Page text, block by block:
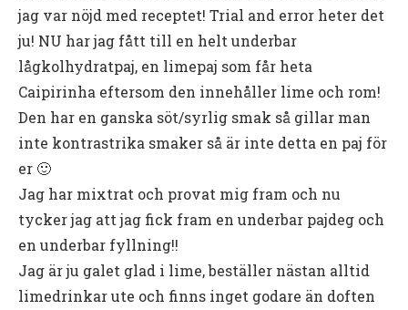
jag var nöjd med receptet! Trial and error heter det
ju! NU har jag fått till en helt underbar
lågkolhydratpaj, en limepaj som får heta
Caipirinha eftersom den innehåller lime och rom!
Den har en ganska söt/syrlig smak så gillar man
inte kontrastrika smaker så är inte detta en paj för
er 🙂
Jag har mixtrat och provat mig fram och nu
tycker jag att jag fick fram en underbar pajdeg och
en underbar fyllning!!
Jag är ju galet glad i lime, beställer nästan alltid
limedrinkar ute och finns inget godare än doften